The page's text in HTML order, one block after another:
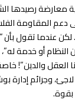
معارضة رصيدها
دعم المقاومة
لكن عندما تقول بأن
أو خدمة
العقل والدين”!
وجرائم